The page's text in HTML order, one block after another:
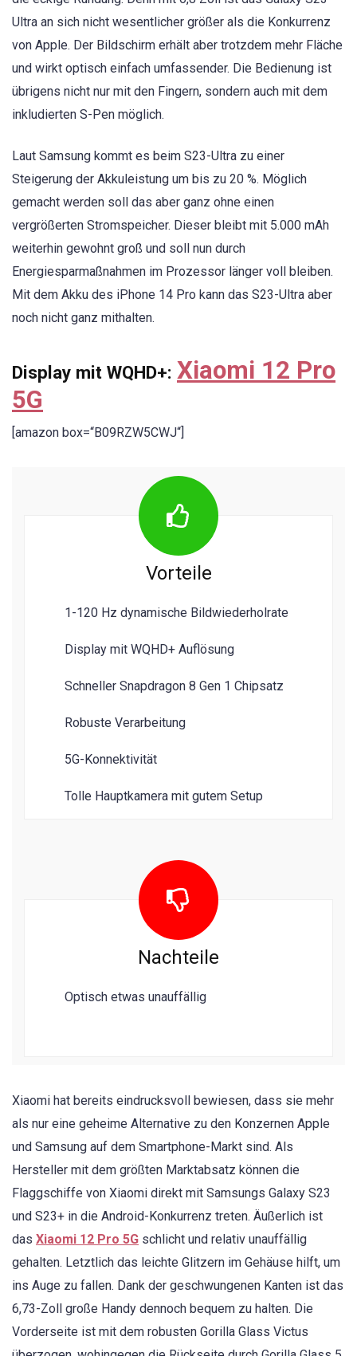
Ultra an sich nicht wesentlicher größer als die Konkurrenz
von Apple. Der Bildschirm erhält aber trotzdem mehr Fläche
und wirkt optisch einfach umfassender. Die Bedienung ist
übrigens nicht nur mit den Fingern, sondern auch mit dem
inkludierten S-Pen möglich.
Laut Samsung kommt es beim S23-Ultra zu einer
Steigerung der Akkuleistung um bis zu 20 %. Möglich
gemacht werden soll das aber ganz ohne einen
vergrößerten Stromspeicher. Dieser bleibt mit 5.000 mAh
weiterhin gewohnt groß und soll nun durch
Energiesparmaßnahmen im Prozessor länger voll bleiben.
Mit dem Akku des iPhone 14 Pro kann das S23-Ultra aber
noch nicht ganz mithalten.
Display mit WQHD+: Xiaomi 12 Pro
5G
[amazon box=“B09RZW5CWJ“]
Vorteile
1-120 Hz dynamische Bildwiederholrate
Display mit WQHD+ Auflösung
Schneller Snapdragon 8 Gen 1 Chipsatz
Robuste Verarbeitung
5G-Konnektivität
Tolle Hauptkamera mit gutem Setup
Nachteile
Optisch etwas unauffällig
Xiaomi hat bereits eindrucksvoll bewiesen, dass sie mehr
als nur eine geheime Alternative zu den Konzernen Apple
und Samsung auf dem Smartphone-Markt sind. Als
Hersteller mit dem größten Marktabsatz können die
Flaggschiffe von Xiaomi direkt mit Samsungs Galaxy S23
und S23+ in die Android-Konkurrenz treten. Äußerlich ist
das Xiaomi 12 Pro 5G schlicht und relativ unauffällig
gehalten. Letztlich das leichte Glitzern im Gehäuse hilft, um
ins Auge zu fallen. Dank der geschwungenen Kanten ist das
6,73-Zoll große Handy dennoch bequem zu halten. Die
Vorderseite ist mit dem robusten Gorilla Glass Victus